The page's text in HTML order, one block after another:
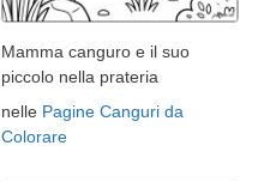
Mamma canguro e il suo
piccolo nella prateria
nelle Pagine Canguri da
Colorare